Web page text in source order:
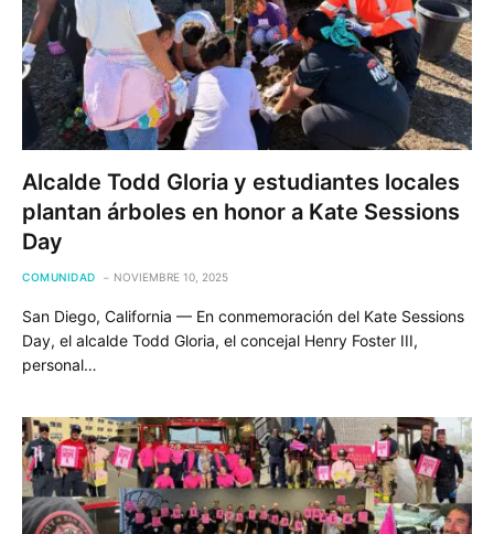
Alcalde Todd Gloria y estudiantes locales
plantan árboles en honor a Kate Sessions
Day
COMUNIDAD NOVIEMBRE 10, 2025
San Diego, California — En conmemoración del Kate Sessions
Day, el alcalde Todd Gloria, el concejal Henry Foster III,
personal…